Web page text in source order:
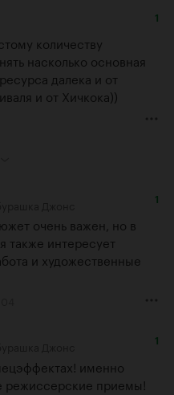
1
количеству
насколько основная
далека и от
и от Хичкока))
1
очень важен, но в
также интересует
и художественные
1
именно
режиссерские приемы!